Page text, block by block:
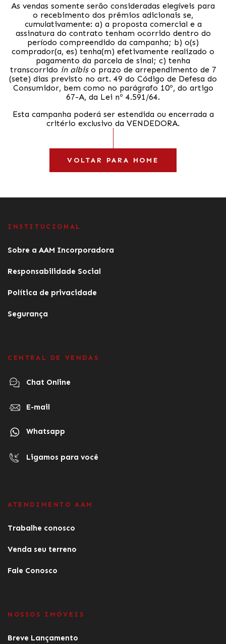
As vendas somente serão consideradas elegíveis para
o recebimento dos prêmios adicionais se,
cumulativamente: a) a proposta comercial e a
assinatura do contrato tenham ocorrido dentro do
período compreendido da campanha; b) o(s)
comprador(a, es) tenha(m) efetivamente realizado o
pagamento da parcela de sinal; c) tenha
transcorrido in albiso prazo de arrependimento de 7
(sete) dias previsto no art. 49 do Código de Defesa do
Consumidor, bem como no parágrafo 10º, do artigo
67-A, da Lei nº 4.591/64.
Esta campanha poderá ser estendida ou encerrada a
critério exclusivo da VENDEDORA.
VOLTAR PARA HOME
INSTITUCIONAL
Sobre a AAM Incorporadora
Responsabilidade Social
Política de privacidade
Segurança
CENTRAL DE VENDAS
Chat Online
E-mail
Whatsapp
Ligamos para você
ATENDIMENTO AAM
Trabalhe conosco
Venda seu terreno
Fale Conosco
NOSSOS IMÓVEIS
Breve Lançamento